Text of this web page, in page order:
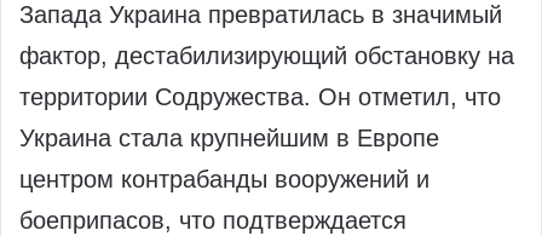
Запада Украина превратилась в значимый
фактор, дестабилизирующий обстановку на
территории Содружества. Он отметил, что
Украина стала крупнейшим в Европе
центром контрабанды вооружений и
боеприпасов, что подтверждается